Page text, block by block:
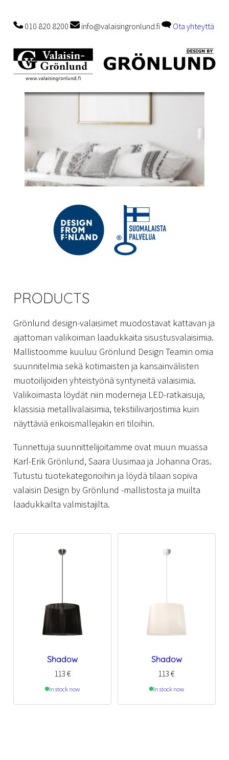
010 820 8200 info@valaisingronlund.fi Ota yhteyttä
PRODUCTS
Grönlund design-valaisimet muodostavat kattavan ja
ajattoman valikoiman laadukkaita sisustusvalaisimia.
Mallistoomme kuuluu Grönlund Design Teamin omia
suunnitelmia sekä kotimaisten ja kansainvälisten
muotoilijoiden yhteistyönä syntyneitä valaisimia.
Valikoimasta löydät niin moderneja LED-ratkaisuja,
klassisia metallivalaisimia, tekstiilivarjostimia kuin
näyttäviä erikoismallejakin eri tiloihin.
Tunnettuja suunnittelijoitamme ovat muun muassa
Karl-Erik Grönlund, Saara Uusimaa ja Johanna Oras.
Tutustu tuotekategorioihin ja löydä tilaan sopiva
valaisin Design by Grönlund -mallistosta ja muilta
laadukkailta valmistajilta.
Shadow
113 €
In stock now
Shadow
113€
In stock now